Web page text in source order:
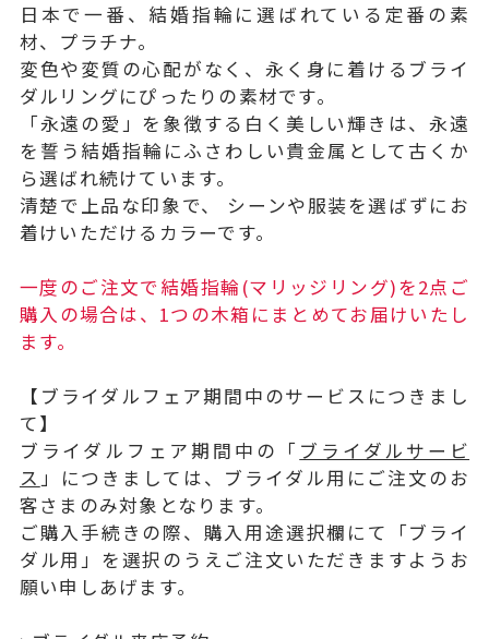
日本で一番、結婚指輪に選ばれている定番の素
材、プラチナ。
変色や変質の心配がなく、永く身に着けるブライ
ダルリングにぴったりの素材です。
「永遠の愛」を象徴する白く美しい輝きは、永遠
を誓う結婚指輪にふさわしい貴金属として古くか
ら選ばれ続けています。
清楚で上品な印象で、 シーンや服装を選ばずにお
着けいただけるカラーです。
一度のご注文で結婚指輪(マリッジリング)を2点ご
購入の場合は、1つの木箱にまとめてお届けいたし
ます。
【ブライダルフェア期間中のサービスにつきまし
て】
ブライダルフェア期間中の「 ブライダルサービ
ス 」につきましては、ブライダル用にご注文のお
客さまのみ対象となります。
ご購入手続きの際、購入用途選択欄にて「ブライ
ダル用」を選択のうえご注文いただきますようお
願い申しあげます。